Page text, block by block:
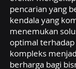
pencarian yang
kendala yang
menemukan
optimal
kompleks
berharga bagi